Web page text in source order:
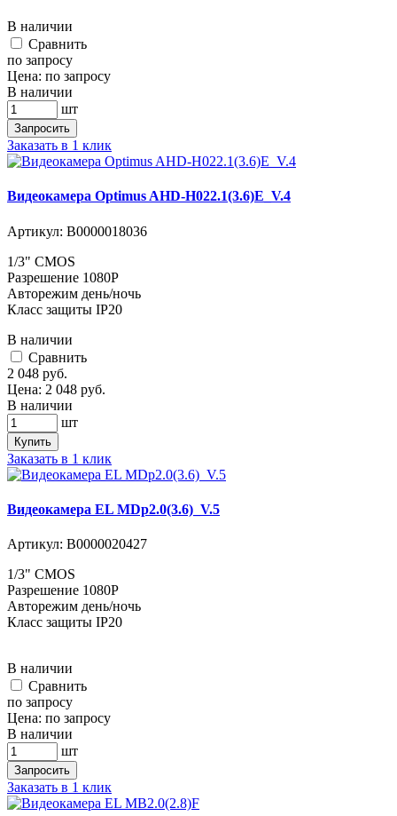
В наличии
Cравнить
по запросу
Цена: по запросу
В наличии
шт
Запросить
Заказать в 1 клик
Видеокамера Optimus AHD-H022.1(3.6)E_V.4
Артикул: В0000018036
1/3" CMOS
Разрешение 1080P
Авторежим день/ночь
Класс защиты IP20
В наличии
Cравнить
2 048 руб.
Цена: 2 048 руб.
В наличии
шт
Купить
Заказать в 1 клик
Видеокамера EL MDp2.0(3.6)_V.5
Артикул: В0000020427
1/3" CMOS
Разрешение 1080P
Авторежим день/ночь
Класс защиты IP20
В наличии
Cравнить
по запросу
Цена: по запросу
В наличии
шт
Запросить
Заказать в 1 клик